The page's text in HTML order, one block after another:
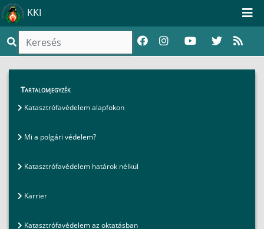
KKI
GYIK > Gyakran ismételt kérdések
A küszöbérték alatti üzemekkel kapcsolatos
Tartalomjegyzék
Katasztrófavédelem alapfokon
Mi a polgári védelem?
Katasztrófavédelem határok nélkül
Karrier
Katasztrófavédelem az oktatásban